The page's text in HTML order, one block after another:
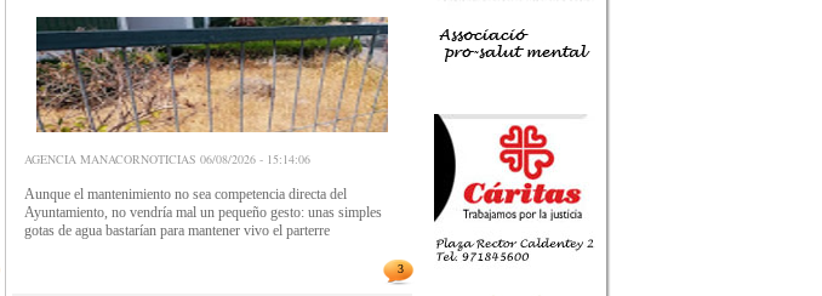
AGENCIA MANACORNOTICIAS 06/08/2026 - 15:14:06
Aunque el mantenimiento no sea competencia directa del
Ayuntamiento, no vendría mal un pequeño gesto: unas simples
gotas de agua bastarían para mantener vivo el parterre
3